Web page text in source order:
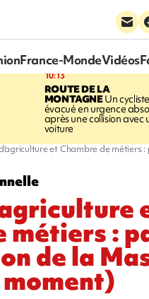
France-MondeVidéos
10:13
ROUTE DE LA
MONTAGNEUn cycliste
évacué en urgence
après une collision avec
voiture
et Chambre de métiers
métiers :
de la